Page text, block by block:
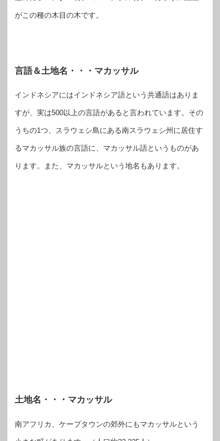
がこの種の木目の木です。
言語＆土地名・・・マカッサル
インドネシアにはインドネシア語という共通語はありま
すが、実は500以上の言語があると言われています。その
うちの1つ、スラウェシ島にある南スラウェシ州に居住す
るマカッサル族の言語に、マカッサル語というものがあ
ります。また、マカッサルという地名もあります。
土地名・・・マカッサル
南アフリカ、ケープタウンの郊外にもマカッサルという